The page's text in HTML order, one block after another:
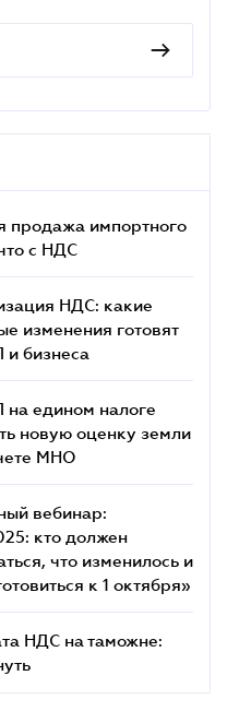
продажа импортного
c НДС
НДС: какие
изменения готовят
бизнеса
едином налоге
новую оценку земли
МНО
вебинар:
кто должен
что изменилось и
к 1 октября»
НДС на таможне: